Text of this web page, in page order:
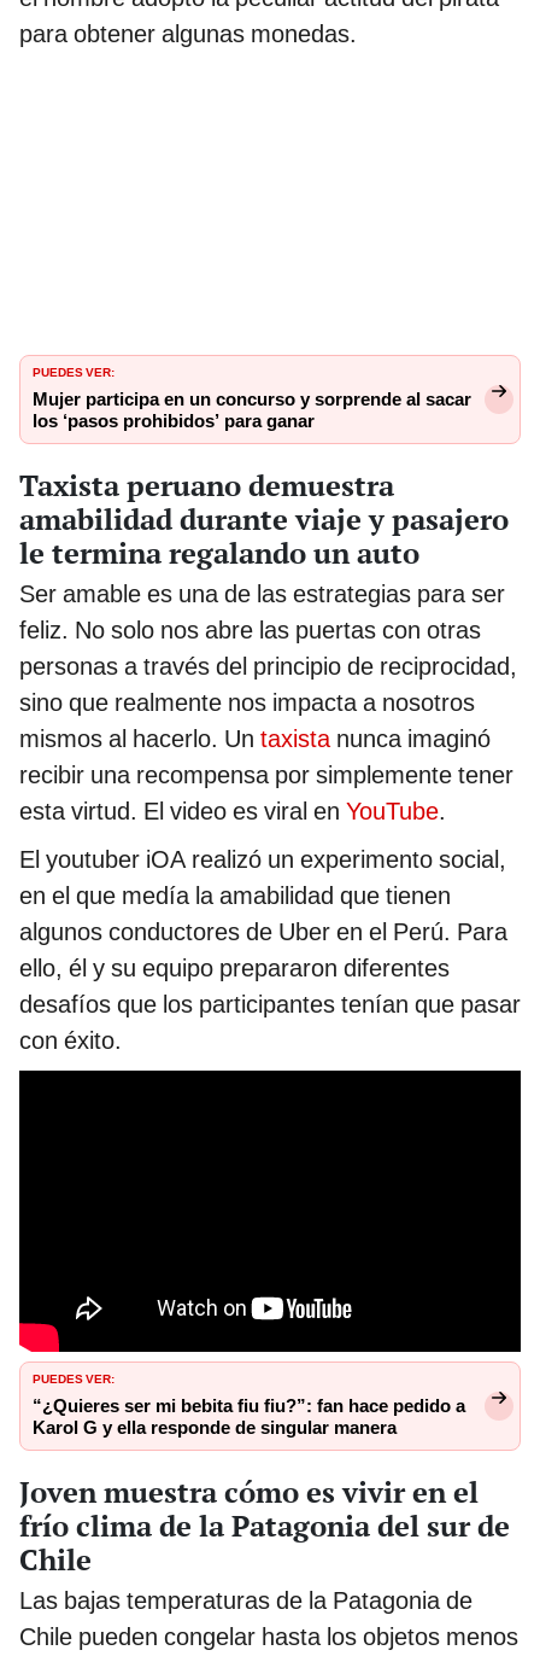
para obtener algunas monedas.
PUEDES VER:
Mujer participa en un concurso y sorprende al sacar
los ‘pasos prohibidos’ para ganar
Taxista peruano demuestra
amabilidad durante viaje y pasajero
le termina regalando un auto
Ser amable es una de las estrategias para ser
feliz. No solo nos abre las puertas con otras
personas a través del principio de reciprocidad,
sino que realmente nos impacta a nosotros
mismos al hacerlo. Un taxista nunca imaginó
recibir una recompensa por simplemente tener
esta virtud. El video es viral en YouTube.
El youtuber iOA realizó un experimento social,
en el que medía la amabilidad que tienen
algunos conductores de Uber en el Perú. Para
ello, él y su equipo prepararon diferentes
desafíos que los participantes tenían que pasar
con éxito.
PUEDES VER:
“¿Quieres ser mi bebita fiu fiu?”: fan hace pedido a
Karol G y ella responde de singular manera
Joven muestra cómo es vivir en el
frío clima de la Patagonia del sur de
Chile
Las bajas temperaturas de la Patagonia de
Chile pueden congelar hasta los objetos menos